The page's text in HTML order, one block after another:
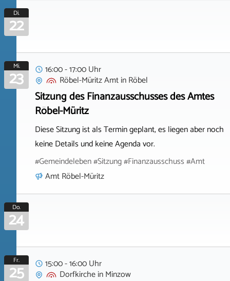
Di.
22
Mi.
23
16:00 - 17:00 Uhr
Röbel-Müritz AmtinRöbel
Sitzung des Finanzausschusses des Amtes
Röbel-Müritz
Diese Sitzung ist als Termin geplant, es liegen aber noch
keine Details und keine Agenda vor.
#Gemeindeleben #Sitzung #Finanzausschuss #Amt
Amt Röbel-Müritz
Do.
24
Fr.
25
15:00 - 16:00 Uhr
DorfkircheinMinzow